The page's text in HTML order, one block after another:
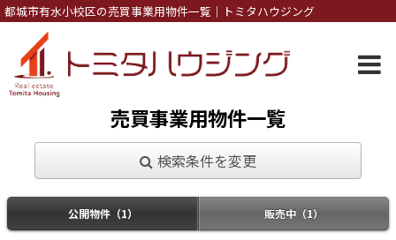
都城市有水小校区の売買事業用物件一覧｜トミタハウジング
売買事業用物件一覧
検索条件を変更
公開物件（1） 販売中（1）